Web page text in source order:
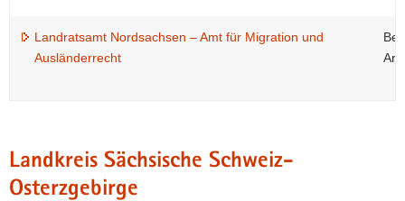
Landratsamt Nordsachsen – Amt für Migration und
Ausländerrecht
Landkreis Sächsische Schweiz-
Osterzgebirge